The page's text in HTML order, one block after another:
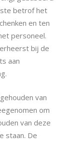
betrof het
en ten
personeel.
bij de
aan
van
om
van deze
staan. De